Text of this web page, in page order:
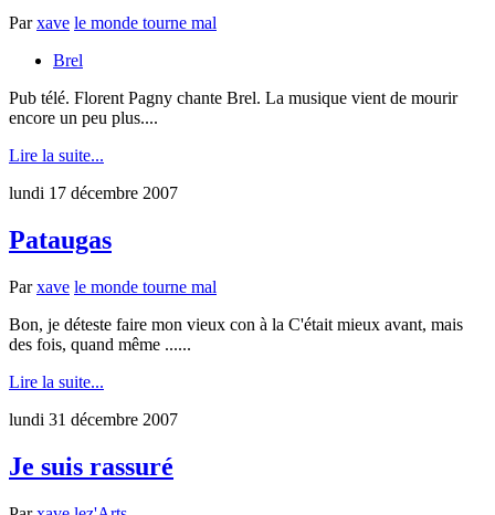
Parxave le monde tourne mal
Brel
Pub télé. Florent Pagny chante Brel. La musique vient de mourir
encore un peu plus....
Lire la suite...
lundi 17 décembre 2007
Pataugas
Parxave le monde tourne mal
Bon, je déteste faire mon vieux con à la C'était mieux avant, mais
des fois, quand même ......
Lire la suite...
lundi 31 décembre 2007
Je suis rassuré